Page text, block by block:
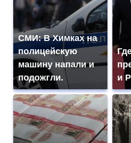
СМИ: В Химках на
полицейскую
машину напали и
подожгли.
и